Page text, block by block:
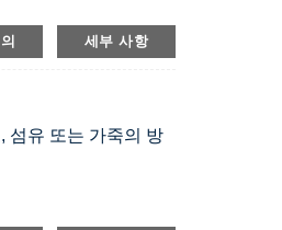
세부 사항
섬유 또는 가죽의 방